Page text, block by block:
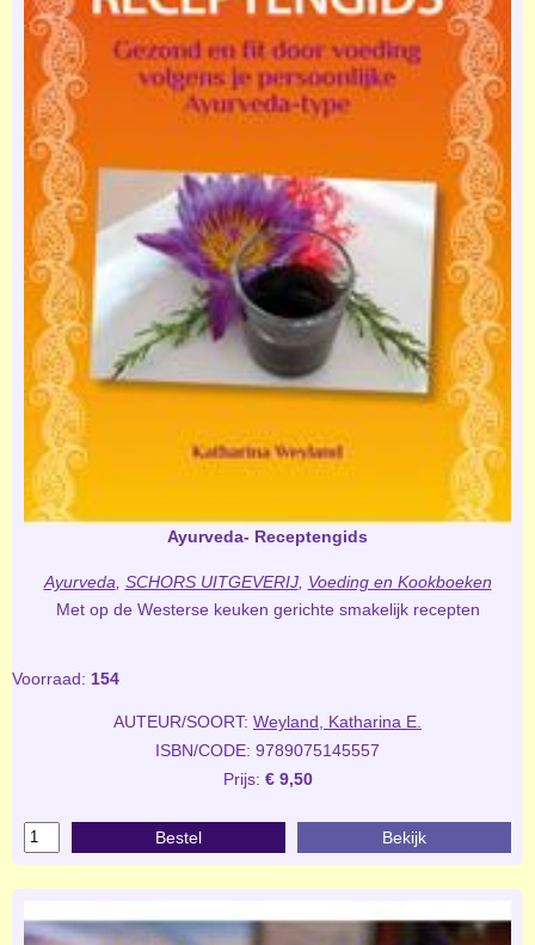
Ayurveda- Receptengids
Ayurveda SCHORS UITGEVERIJ, Voeding en Kookboeken
Met op de Westerse keuken gerichte smakelijk recepten
Voorraad: 154
AUTEUR/SOORT: Weyland, Katharina E.
ISBN/CODE: 9789075145557
Prijs: € 9,50
Bestel Bekijk